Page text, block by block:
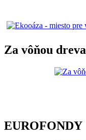
Za vôňou dreva
EUROFONDY